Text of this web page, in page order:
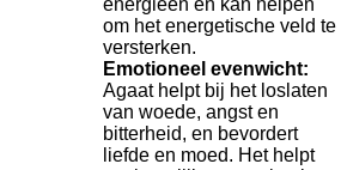
energieën en kan helpen
om het energetische veld te
versterken.
Emotioneel evenwicht:
Agaat helpt bij het loslaten
van woede, angst en
bitterheid, en bevordert
liefde en moed. Het helpt